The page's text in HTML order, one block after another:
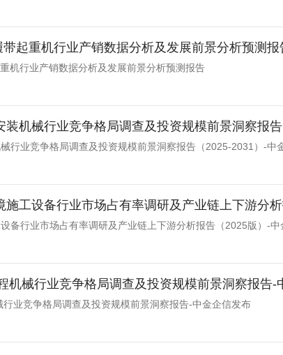
起重机行业产销数据分析及发展前景分析预测报
机行业产销数据分析及发展前景分析预测报告
装机械行业竞争格局调查及投资规模前景洞察报
行业竞争格局调查及投资规模前景洞察报告（2025-2031）-中
施工设备行业市场占有率调研及产业链上下游分
备行业市场占有率调研及产业链上下游分析报告（2025版）-中
机械行业竞争格局调查及投资规模前景洞察报告-
业竞争格局调查及投资规模前景洞察报告-中金企信发布